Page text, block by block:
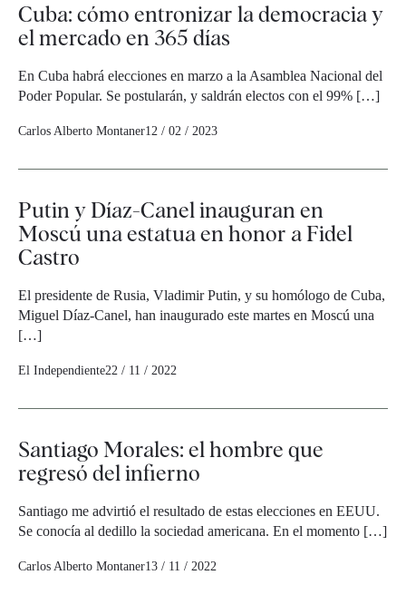
Cuba: cómo entronizar la democracia y
el mercado en 365 días
En Cuba habrá elecciones en marzo a la Asamblea Nacional del
Poder Popular. Se postularán, y saldrán electos con el 99% […]
Carlos Alberto Montaner12 / 02 / 2023
Putin y Díaz-Canel inauguran en
Moscú una estatua en honor a Fidel
Castro
El presidente de Rusia, Vladimir Putin, y su homólogo de Cuba,
Miguel Díaz-Canel, han inaugurado este martes en Moscú una
[…]
El Independiente22 / 11 / 2022
Santiago Morales: el hombre que
regresó del infierno
Santiago me advirtió el resultado de estas elecciones en EEUU.
Se conocía al dedillo la sociedad americana. En el momento […]
Carlos Alberto Montaner13 / 11 / 2022